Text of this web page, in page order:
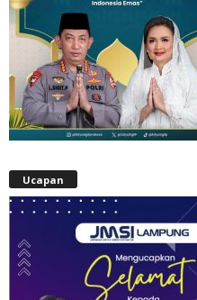
Ucapan